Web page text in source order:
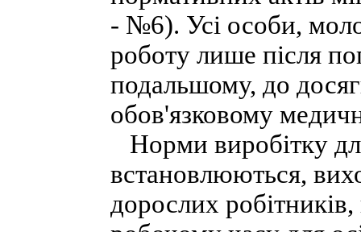
- №6). Усі особи,
роботу лише після
подальшому, до
обов'язковому
Норми виробітку
встановлюються,
дорослих